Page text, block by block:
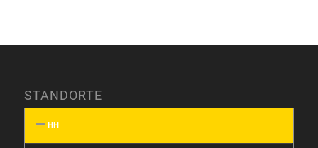
STANDORTE
HH